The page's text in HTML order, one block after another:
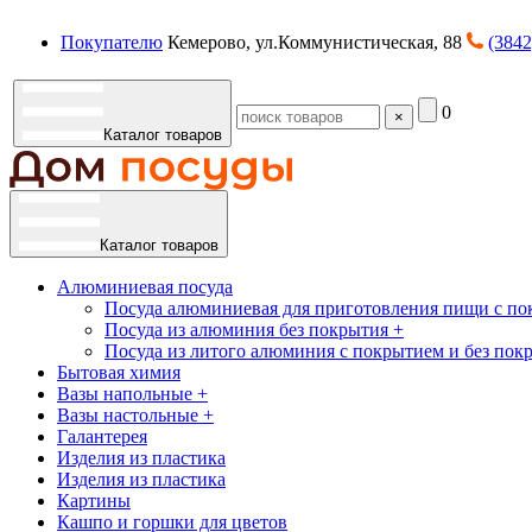
Покупателю Кемерово, ул.Коммунистическая, 88
Каталог товаров
× 0
Каталог товаров
Алюминиевая посуда
Посуда алюминиевая для приготовления пищи с
Посуда из алюминия без покрытия +
Посуда из литого алюминия с покрытием и без
Бытовая химия
Вазы напольные +
Вазы настольные +
Галантерея
Изделия из пластика
Изделия из пластика
Картины
Кашпо и горшки для цветов